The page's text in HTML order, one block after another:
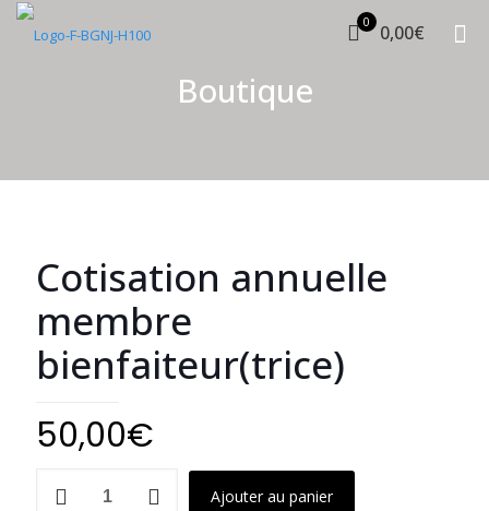
0 0,00€
Boutique
Cotisation annuelle
membre
bienfaiteur(trice)
50,00€
Ajouter au panier